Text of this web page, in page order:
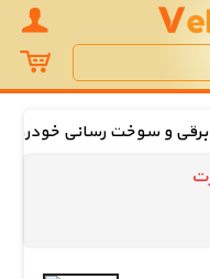
و سوخت رسانی خودرو